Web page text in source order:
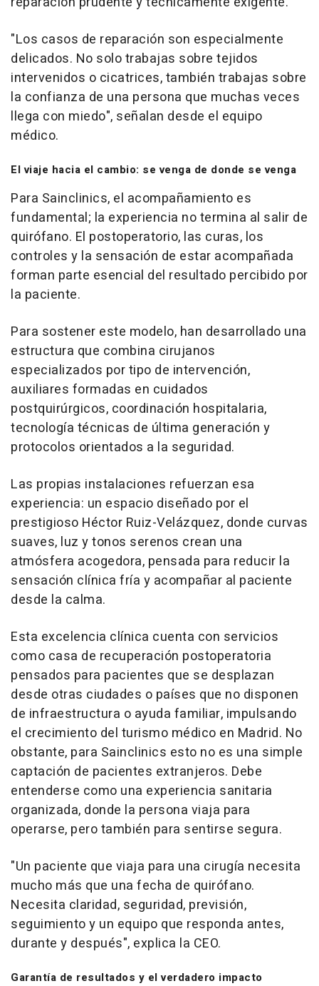
"Los casos de reparación son especialmente
delicados. No solo trabajas sobre tejidos
intervenidos o cicatrices, también trabajas sobre
la confianza de una persona que muchas veces
llega con miedo", señalan desde el equipo
médico.
El viaje hacia el cambio: se venga de donde se venga
Para Sainclinics, el acompañamiento es
fundamental; la experiencia no termina al salir de
quirófano. El postoperatorio, las curas, los
controles y la sensación de estar acompañada
forman parte esencial del resultado percibido por
la paciente.
Para sostener este modelo, han desarrollado una
estructura que combina cirujanos
especializados por tipo de intervención,
auxiliares formadas en cuidados
postquirúrgicos, coordinación hospitalaria,
tecnología técnicas de última generación y
protocolos orientados a la seguridad.
Las propias instalaciones refuerzan esa
experiencia: un espacio diseñado por el
prestigioso Héctor Ruiz-Velázquez, donde curvas
suaves, luz y tonos serenos crean una
atmósfera acogedora, pensada para reducir la
sensación clínica fría y acompañar al paciente
desde la calma.
Esta excelencia clínica cuenta con servicios
como casa de recuperación postoperatoria
pensados para pacientes que se desplazan
desde otras ciudades o países que no disponen
de infraestructura o ayuda familiar, impulsando
el crecimiento del turismo médico en Madrid. No
obstante, para Sainclinics esto no es una simple
captación de pacientes extranjeros. Debe
entenderse como una experiencia sanitaria
organizada, donde la persona viaja para
operarse, pero también para sentirse segura.
"Un paciente que viaja para una cirugía necesita
mucho más que una fecha de quirófano.
Necesita claridad, seguridad, previsión,
seguimiento y un equipo que responda antes,
durante y después", explica la CEO.
Garantía de resultados y el verdadero impacto